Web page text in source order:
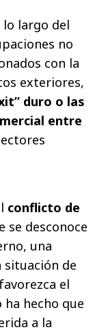
largo del
no
con la
exteriores,
duro o las
entre
conflicto de
se desconoce
una
situación de
el
hecho que
a la